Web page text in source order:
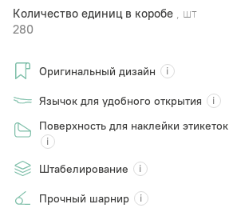
Количество единиц в коробе , шт
280
Оригинальный дизайн
Язычок для удобного открытия
Поверхность для наклейки этикеток
Штабелирование
Прочный шарнир